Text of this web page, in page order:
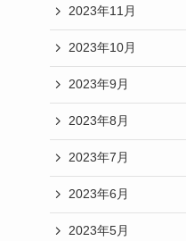
2023年11月
2023年10月
2023年9月
2023年8月
2023年7月
2023年6月
2023年5月